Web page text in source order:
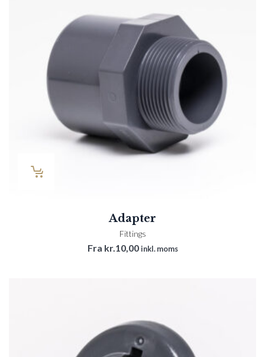
Adapter
Fittings
Fra kr.10,00 inkl. moms